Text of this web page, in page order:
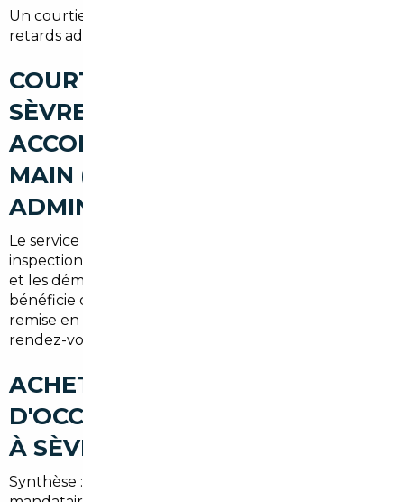
Un courtier vous guide pour éviter les surcoûts et
retards administratifs.
COURTIER AUTOMOBILE
SÈVRES : UN
ACCOMPAGNEMENT CLÉ EN
MAIN (RECHERCHE,
ADMINISTRATIF, LIVRAISON)
Le service proposé couvre la recherche, les
inspections, la négociation, l'organisation du transport
et les démarches administratives. Le client à Sèvres
bénéficie d'un interlocuteur francophone et d'une
remise en mains propre ou d'une livraison sur
rendez-vous dans toute la métropole.
ACHETER UNE VOITURE
D'OCCASION AU MEILLEUR PRIX
À SÈVRES (SYNTHÈSE)
Synthèse : en passant par un courtier ou un